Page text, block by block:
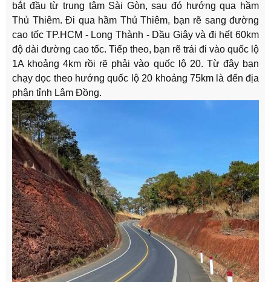
bắt đầu từ trung tâm Sài Gòn, sau đó hướng qua hầm
Thủ Thiêm. Đi qua hầm Thủ Thiêm, bạn rẽ sang đường
cao tốc TP.HCM - Long Thành - Dầu Giây và đi hết 60km
độ dài đường cao tốc. Tiếp theo, bạn rẽ trái đi vào quốc lộ
1A khoảng 4km rồi rẽ phải vào quốc lộ 20. Từ đây bạn
chạy dọc theo hướng quốc lộ 20 khoảng 75km là đến địa
phận tỉnh Lâm Đồng.